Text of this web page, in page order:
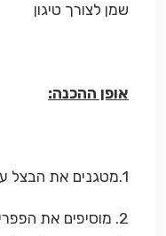
שמן לצורך טיגון
אופן ההכנה:
1.מטגנים את הבצל עד שהוא נהייה שקוף.
2. מוסיפים את